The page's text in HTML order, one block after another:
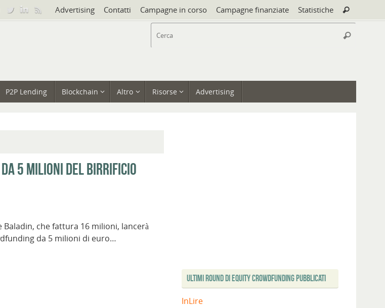
Advertising Contatti Campagne in corso Campagne finanziate Statistiche Cerca
Cerca
P2P Lending Blockchain Altro Risorse Advertising
5 milioni del birrificio
che fattura 16 milioni, lancerà
da 5 milioni di euro…
Ultimi Round di Equity Crowdfunding Pubblicati
InLire